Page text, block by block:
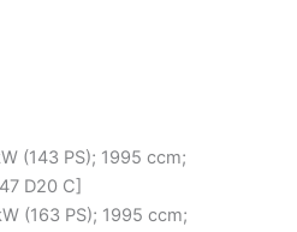
(143 PS); 1995 ccm;
D20 C]
(163 PS); 1995 ccm;